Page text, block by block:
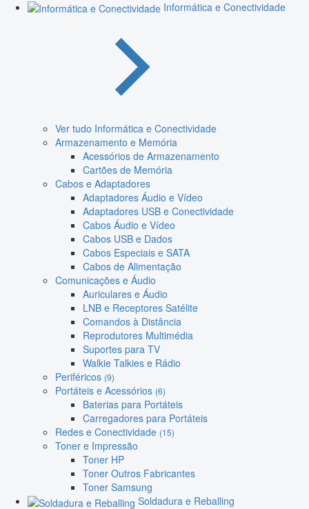
Informática e Conectividade
Ver tudo Informática e Conectividade
Armazenamento e Memória
Acessórios de Armazenamento
Cartões de Memória
Cabos e Adaptadores
Adaptadores Áudio e Vídeo
Adaptadores USB e Conectividade
Cabos Áudio e Vídeo
Cabos USB e Dados
Cabos Especiais e SATA
Cabos de Alimentação
Comunicações e Áudio
Auriculares e Áudio
LNB e Receptores Satélite
Comandos à Distância
Reprodutores Multimédia
Suportes para TV
Walkie Talkies e Rádio
Periféricos (9)
Portáteis e Acessórios (6)
Baterias para Portáteis
Carregadores para Portáteis
Redes e Conectividade (15)
Toner e Impressão
Toner HP
Toner Outros Fabricantes
Toner Samsung
Soldadura e Reballing